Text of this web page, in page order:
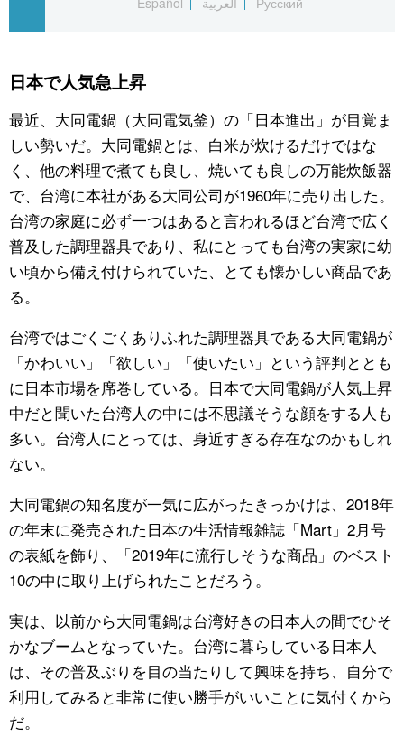
People
東京
お知らせ
公式SNS
日本で人気急上昇
最近、大同電鍋（大同電気釜）の「日本進出」が目覚ま
しい勢いだ。大同電鍋とは、白米が炊けるだけではな
く、他の料理で煮ても良し、焼いても良しの万能炊飯器
で、台湾に本社がある大同公司が1960年に売り出した。
台湾の家庭に必ず一つはあると言われるほど台湾で広く
普及した調理器具であり、私にとっても台湾の実家に幼
い頃から備え付けられていた、とても懐かしい商品であ
る。
台湾ではごくごくありふれた調理器具である大同電鍋が
「かわいい」「欲しい」「使いたい」という評判ととも
に日本市場を席巻している。日本で大同電鍋が人気上昇
中だと聞いた台湾人の中には不思議そうな顔をする人も
多い。台湾人にとっては、身近すぎる存在なのかもしれ
ない。
大同電鍋の知名度が一気に広がったきっかけは、2018年
の年末に発売された日本の生活情報雑誌「Mart」2月号
の表紙を飾り、「2019年に流行しそうな商品」のベスト
10の中に取り上げられたことだろう。
実は、以前から大同電鍋は台湾好きの日本人の間でひそ
かなブームとなっていた。台湾に暮らしている日本人
は、その普及ぶりを目の当たりして興味を持ち、自分で
利用してみると非常に使い勝手がいいことに気付くから
だ。